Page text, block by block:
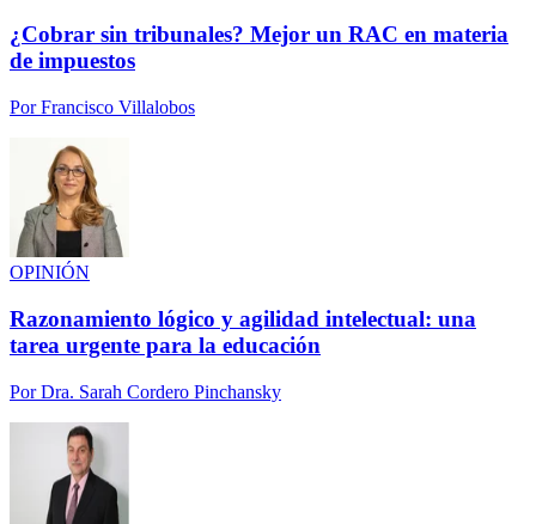
¿Cobrar sin tribunales? Mejor un RAC en materia
de impuestos
PorFrancisco Villalobos
OPINIÓN
Razonamiento lógico y agilidad intelectual: una
tarea urgente para la educación
PorDra. Sarah Cordero Pinchansky